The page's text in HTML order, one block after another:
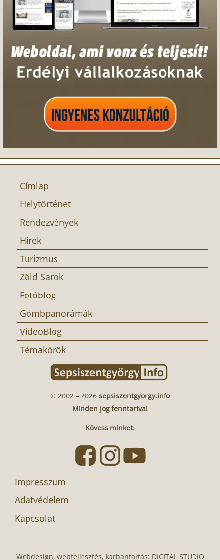
Címlap
Helytörténet
Rendezvények
Hírek
Turizmus
Zöld Sarok
Fotóblog
Gömbpanorámák
VideoBlog
Témakörök
© 2002 – 2026 sepsiszentgyorgy.info
Minden jog fenntartva!
Kövess minket:
Impresszum
Adatvédelem
Kapcsolat
Webdesign, webfejlesztés, karbantartás: DIGITAL STUDIO